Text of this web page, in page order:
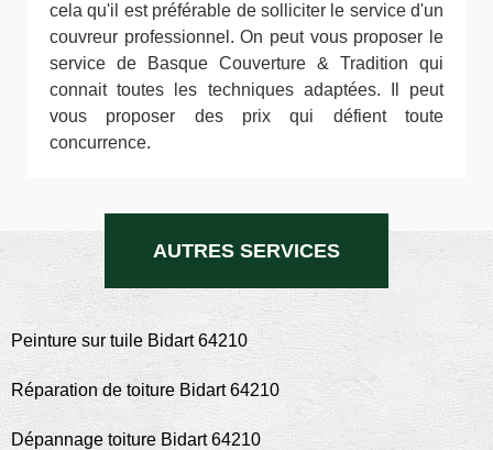
cela qu'il est préférable de solliciter le service d'un
couvreur professionnel. On peut vous proposer le
service de Basque Couverture & Tradition qui
connait toutes les techniques adaptées. Il peut
vous proposer des prix qui défient toute
concurrence.
AUTRES SERVICES
Peinture sur tuile Bidart 64210
Réparation de toiture Bidart 64210
Dépannage toiture Bidart 64210